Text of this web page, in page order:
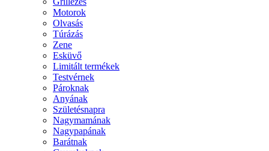
Motorok
Olvasás
Túrázás
Zene
Esküvő
Limitált termékek
Testvérnek
Pároknak
Anyának
Születésnapra
Nagymamának
Nagypapának
Barátnak